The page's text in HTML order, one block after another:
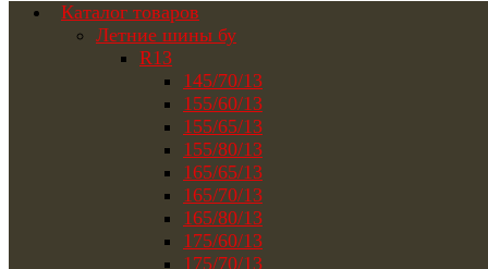
Каталог товаров
Летние шины бу
R13
145/70/13
155/60/13
155/65/13
155/80/13
165/65/13
165/70/13
165/80/13
175/60/13
175/70/13